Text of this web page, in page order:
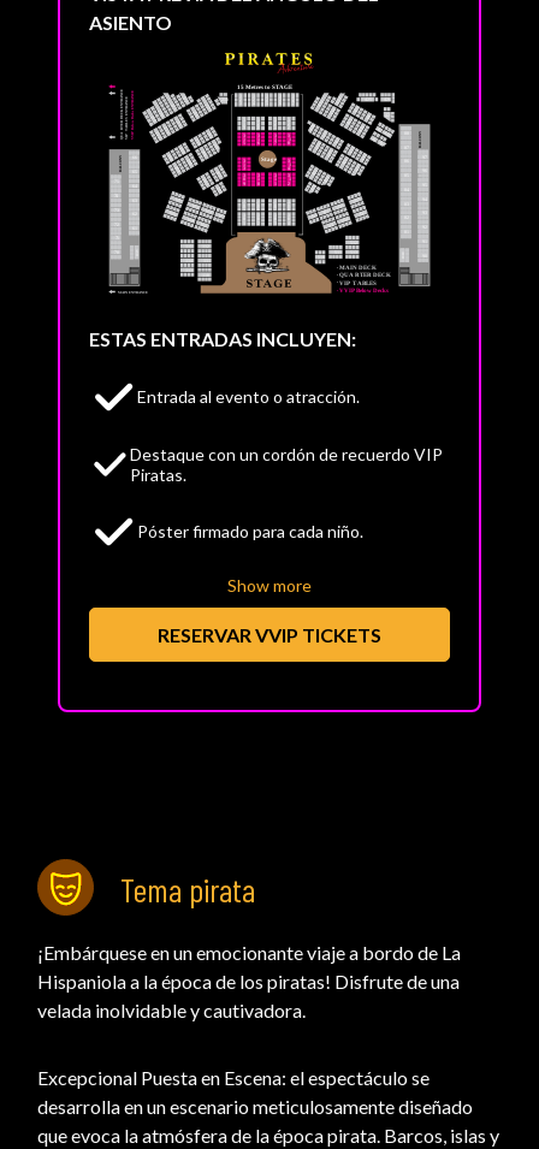
ASIENTO
ESTAS ENTRADAS INCLUYEN:
Entrada al evento o atracción.
Destaque con un cordón de recuerdo VIP
Piratas.
Póster firmado para cada niño.
Show more
RESERVAR VVIP TICKETS
Tema pirata
¡Embárquese en un emocionante viaje a bordo de La
Hispaniola a la época de los piratas! Disfrute de una
velada inolvidable y cautivadora.
Excepcional Puesta en Escena: el espectáculo se
desarrolla en un escenario meticulosamente diseñado
que evoca la atmósfera de la época pirata. Barcos, islas y